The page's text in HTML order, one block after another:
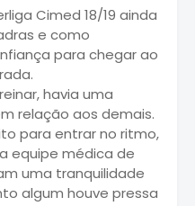
Cimed 18/19 ainda
e como
para chegar ao
havia uma
relação aos demais.
para entrar no ritmo,
equipe médica de
uma tranquilidade
algum houve pressa